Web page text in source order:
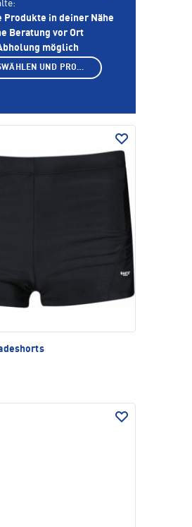
Produkte in deiner Nähe
Beratung vor Ort
möglich
SHOP AUSWÄHLEN UND PRODUKTE ANZEIGEN